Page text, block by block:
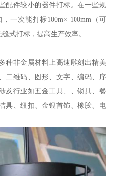
配件较小的器件打标。在一些规
一次能打标100m× 100mm（可
式打标，提高生产效率。
种非金属材料上高速雕刻出精美
二维码、图形、文字、编码、序
及行业如五金工具、、锁具、餐
具、纽扣、金银首饰、橡胶、电